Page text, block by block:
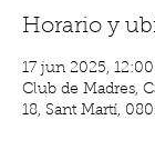
Horario y
17 jun 2025,
Club de Madres,
18, Sant Martí,